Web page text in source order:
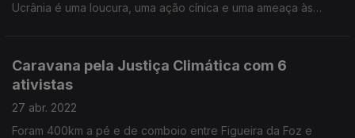
Ucrânia é uma loucura, uma ação cínica e uma ameaça às
Caravana pela Justiça Climática com 6
ativistas
27 abr. 2022
Foram 400km a pé e de comboio entre Figueira da Foz e